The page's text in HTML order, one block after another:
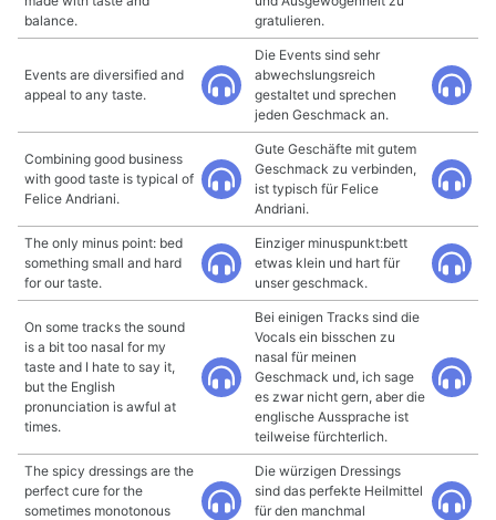
balance.
gratulieren.
Events are diversified and
appeal to any taste.
Die Events sind sehr
abwechslungsreich
gestaltet und sprechen
jeden Geschmack an.
Combining good business
with good taste is typical of
Felice Andriani.
Gute Geschäfte mit gutem
Geschmack zu verbinden,
ist typisch für Felice
Andriani.
The only minus point: bed
something small and hard
for our taste.
Einziger minuspunkt:bett
etwas klein und hart für
unser geschmack.
On some tracks the sound
is a bit too nasal for my
taste and I hate to say it,
but the English
pronunciation is awful at
times.
Bei einigen Tracks sind die
Vocals ein bisschen zu
nasal für meinen
Geschmack und, ich sage
es zwar nicht gern, aber die
englische Aussprache ist
teilweise fürchterlich.
The spicy dressings are the
perfect cure for the
sometimes monotonous
Die würzigen Dressings
sind das perfekte Heilmittel
für den manchmal